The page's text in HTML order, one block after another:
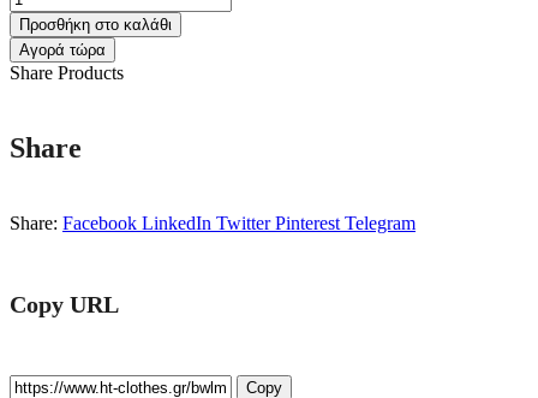
Προσθήκη στο καλάθι
Αγορά τώρα
Share Products
Share
Share: Facebook LinkedIn Twitter Pinterest Telegram
Copy URL
Copy